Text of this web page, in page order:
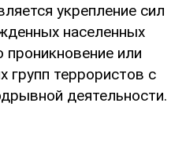
укрепление сил
населенных
проникновение или
групп террористов с
деятельности.